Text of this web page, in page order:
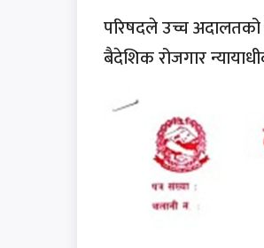
परिषदले उच्च अदालतको
बैदेशिक रोजगार